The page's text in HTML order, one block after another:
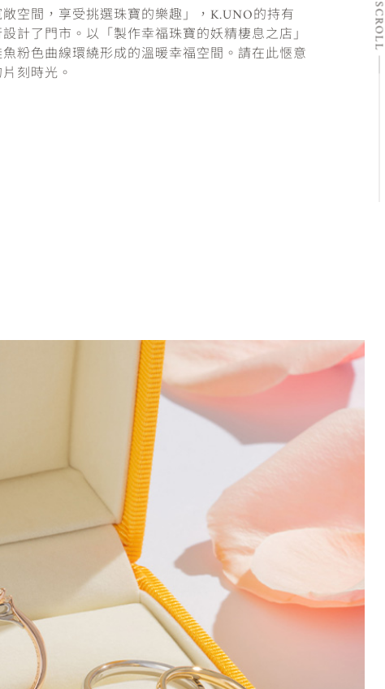
敞空間，享受挑選珠寶的樂趣」，K.UNO的持有
計了門市。以「製作幸福珠寶的妖精棲息之店」
粉色曲線環繞形成的溫暖幸福空間。請在此愜意
刻時光。